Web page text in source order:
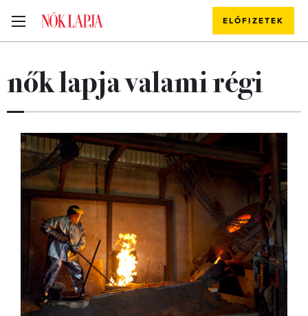
ELŐFIZETEK
nők lapja valami régi